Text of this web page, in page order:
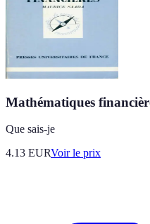
Mathématiques
Que sais-je
4.13 EURVoir le prix